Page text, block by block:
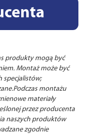
produkty mogą być
Montaż może być
specjalistów;
montażu
materiały
przez producenta
naszych produktów
zgodnie